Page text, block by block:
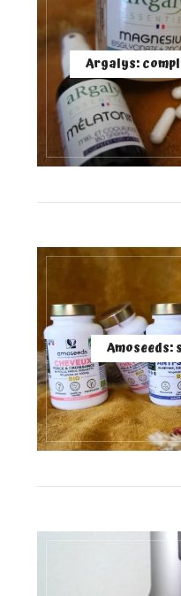
Argalys:
Amoseeds: